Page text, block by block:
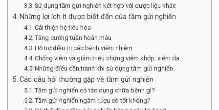
Sử dụng tầm gửi nghiến kết hợp với dược liệu khác
Những lợi ích ít được biết đến của tầm gửi nghiến
Cải thiện hệ tiêu hóa
Tăng cường tuần hoàn máu
Hỗ trợ điều trị các bệnh viêm nhiễm
Chống viêm và giảm triệu chứng viêm khớp, viêm da
Những điều cần tránh khi sử dụng tầm gửi nghiến
Các câu hỏi thường gặp về tầm gửi nghiến
Tầm gửi nghiến có tác dụng chữa bệnh gì?
Tầm gửi nghiến ngâm rượu có tốt không?